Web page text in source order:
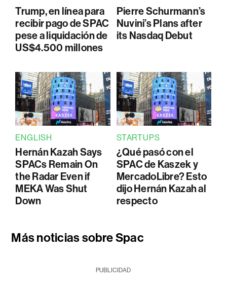
Trump, en línea para
recibir pago de SPAC
pese a liquidación de
US$4.500 millones
Pierre Schurmann’s
Nuvini’s Plans after
its Nasdaq Debut
ENGLISH
Hernán Kazah Says
SPACs Remain On
the Radar Even if
MEKA Was Shut
Down
STARTUPS
¿Qué pasó con el
SPAC de Kaszek y
MercadoLibre? Esto
dijo Hernán Kazah al
respecto
Más noticias sobre Spac
PUBLICIDAD